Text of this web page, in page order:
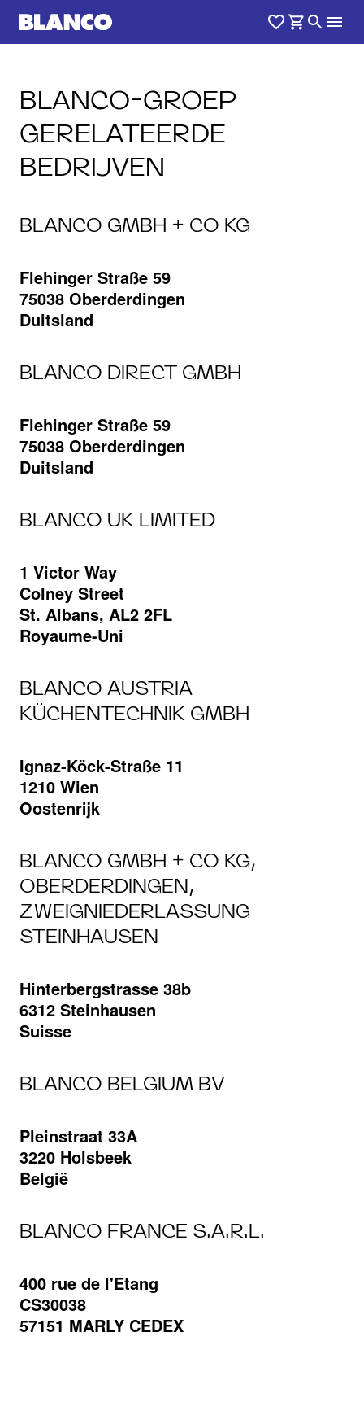
BLANCO-GROEP
GERELATEERDE
BEDRIJVEN
BLANCO GMBH + CO KG
Flehinger Straße 59
75038 Oberderdingen
Duitsland
BLANCO DIRECT GMBH
Flehinger Straße 59
75038 Oberderdingen
Duitsland
BLANCO UK LIMITED
1 Victor Way
Colney Street
St. Albans, AL2 2FL
Royaume-Uni
BLANCO AUSTRIA
KÜCHENTECHNIK GMBH
Ignaz-Köck-Straße 11
1210 Wien
Oostenrijk
BLANCO GMBH + CO KG,
OBERDERDINGEN,
ZWEIGNIEDERLASSUNG
STEINHAUSEN
Hinterbergstrasse 38b
6312 Steinhausen
Suisse
BLANCO BELGIUM BV
Pleinstraat 33A
3220 Holsbeek
België
BLANCO FRANCE S.A.R.L.
400 rue de l'Etang
CS30038
57151 MARLY CEDEX